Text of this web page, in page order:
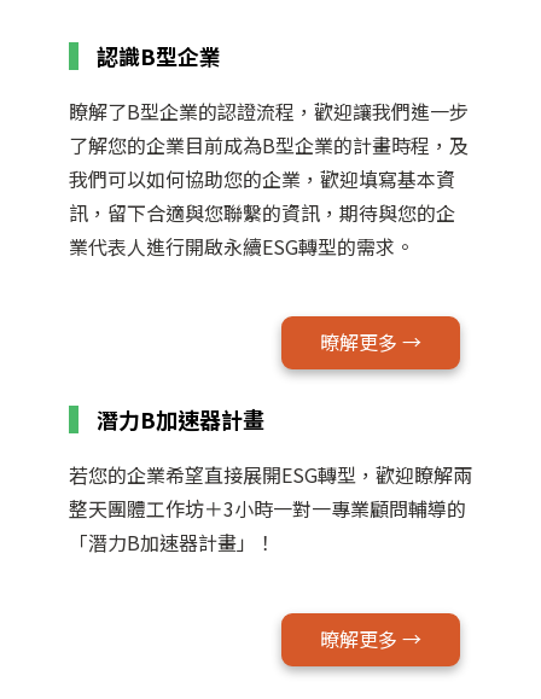
認識B型企業
瞭解了B型企業的認證流程，歡迎讓我們進一步
了解您的企業目前成為B型企業的計畫時程，及
我們可以如何協助您的企業，歡迎填寫基本資
訊，留下合適與您聯繫的資訊，期待與您的企
業代表人進行開啟永續ESG轉型的需求。
暸解更多 →
潛力B加速器計畫
若您的企業希望直接展開ESG轉型，歡迎瞭解兩
整天團體工作坊＋3小時一對一專業顧問輔導的
「潛力B加速器計畫」！
暸解更多 →